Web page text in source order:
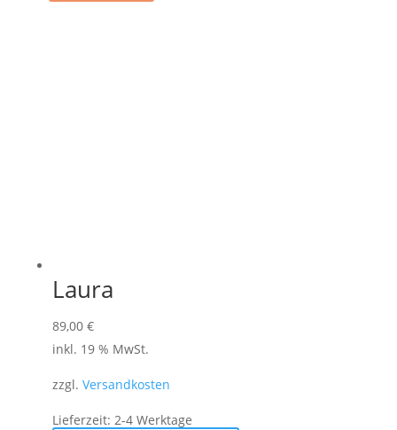
Laura
89,00 €
inkl. 19 % MwSt.
zzgl. Versandkosten
Lieferzeit: 2-4 Werktage